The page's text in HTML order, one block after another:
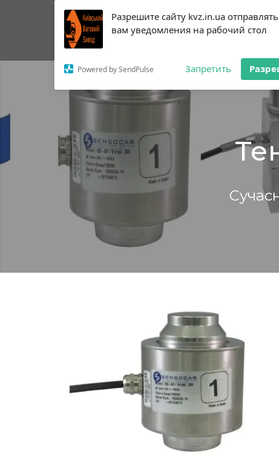
Разрешите сайту kvz.in.ua отправлять
вам уведомления на рабочий стол
Powered by SendPulse Запретить
Продукція